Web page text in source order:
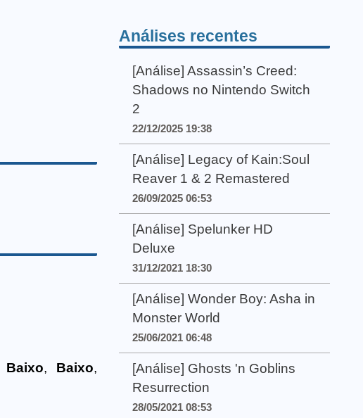
Baixo, Baixo,
Análises recentes
[Análise] Assassin’s Creed:
Shadows no Nintendo Switch
2
22/12/2025 19:38
[Análise] Legacy of Kain:Soul
Reaver 1 & 2 Remastered
26/09/2025 06:53
[Análise] Spelunker HD
Deluxe
31/12/2021 18:30
[Análise] Wonder Boy: Asha in
Monster World
25/06/2021 06:48
[Análise] Ghosts 'n Goblins
Resurrection
28/05/2021 08:53